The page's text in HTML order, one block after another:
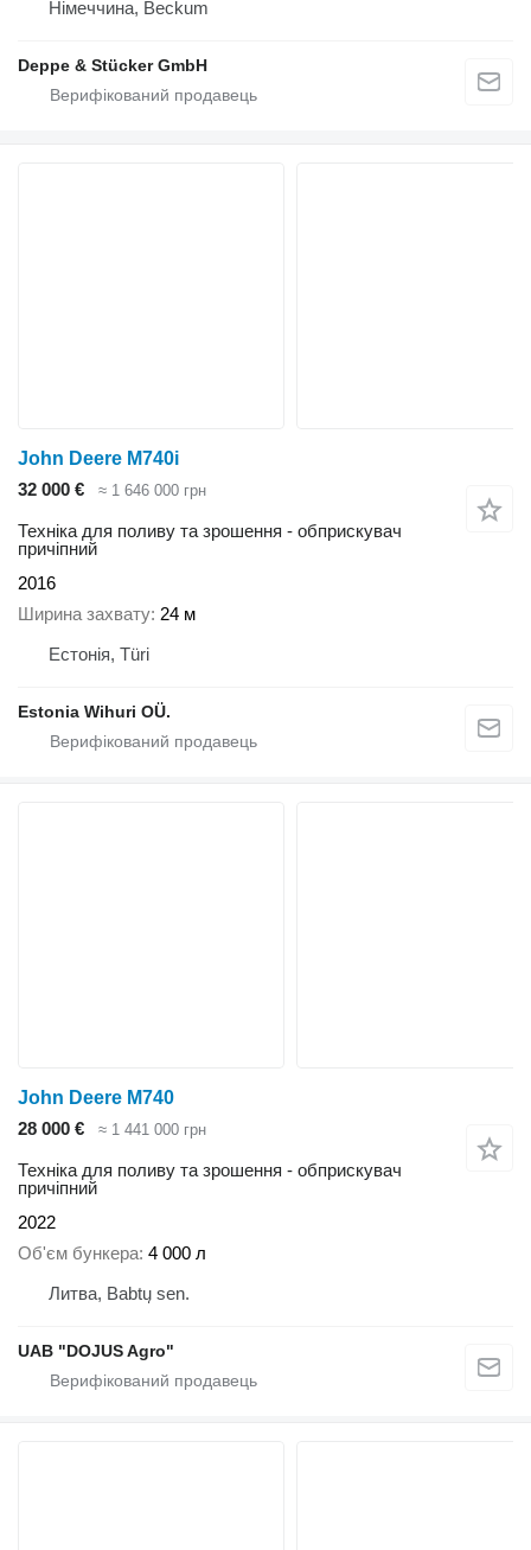
Німеччина, Beckum
Deppe & Stücker GmbH
John Deere M740i
32 000 €
≈ 1 646 000 грн
Техніка для поливу та зрошення - обприскувач
причіпний
2016
Ширина захвату 24 м
Естонія, Türi
Estonia Wihuri OÜ.
John Deere M740
28 000 €
≈ 1 441 000 грн
Техніка для поливу та зрошення - обприскувач
причіпний
2022
Об'єм бункера 4 000 л
Литва, Babtų sen.
UAB "DOJUS Agro"